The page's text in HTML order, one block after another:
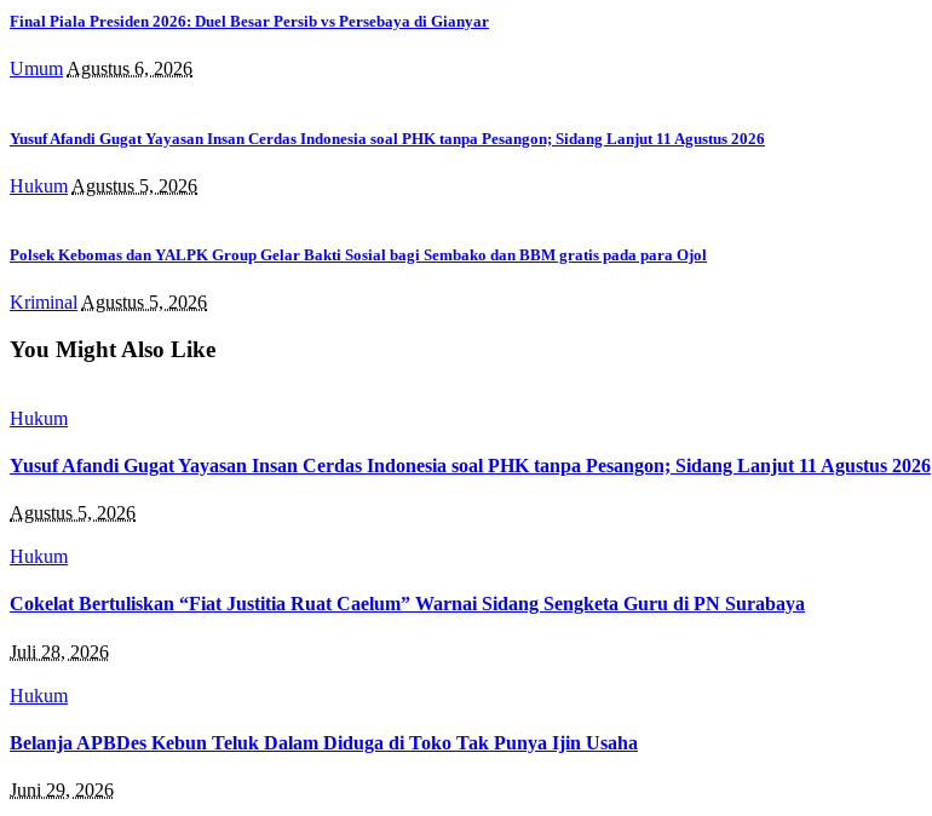
Final Piala Presiden 2026: Duel Besar Persib vs Persebaya di Gianyar
UmumAgustus 6, 2026
Yusuf Afandi Gugat Yayasan Insan Cerdas Indonesia soal PHK tanpa Pesangon; Sidang Lanjut 11 Agustus 2026
Hukum Agustus 5, 2026
Polsek Kebomas dan YALPK Group Gelar Bakti Sosial bagi Sembako dan BBM gratis pada para Ojol
Kriminal Agustus 5, 2026
You Might Also Like
Hukum
Yusuf Afandi Gugat Yayasan Insan Cerdas Indonesia soal PHK tanpa Pesangon; Sidang Lanjut 11 Agustus 2026
Agustus 5, 2026
Hukum
Cokelat Bertuliskan “Fiat Justitia Ruat Caelum” Warnai Sidang Sengketa Guru di PN Surabaya
Juli 28, 2026
Hukum
Belanja APBDes Kebun Teluk Dalam Diduga di Toko Tak Punya Ijin Usaha
Juni 29, 2026